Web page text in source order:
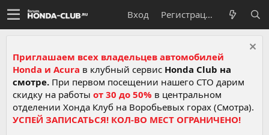
Вход Регистрация
Приглашаем всех владельцев автомобилей
Honda и Acura в клубный сервис Honda Club на
смотре. При первом посещении нашего СТО дарим
скидку на работы от 30 до 50% в центральном
отделении Хонда Клуб на Воробьевых горах (Смотра).
УСПЕЙ ЗАПИСАТЬСЯ! КОЛ-ВО МЕСТ ОГРАНИЧЕНО!